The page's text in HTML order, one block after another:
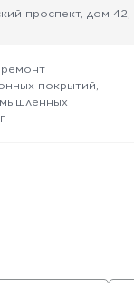
проспект, дом 42,
покрытий,